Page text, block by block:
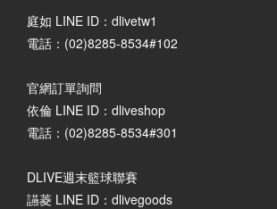
庭如 LINE ID：dlivetw1
電話：(02)8285-8534#102
官網訂單詢問
依倫 LINE ID：dliveshop
電話：(02)8285-8534#301
DLIVE週末籃球聯賽
讌菱 LINE ID：dlivegoods